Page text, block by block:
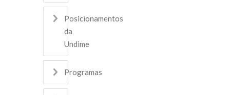
Posicionamentos
da
Undime
Programas